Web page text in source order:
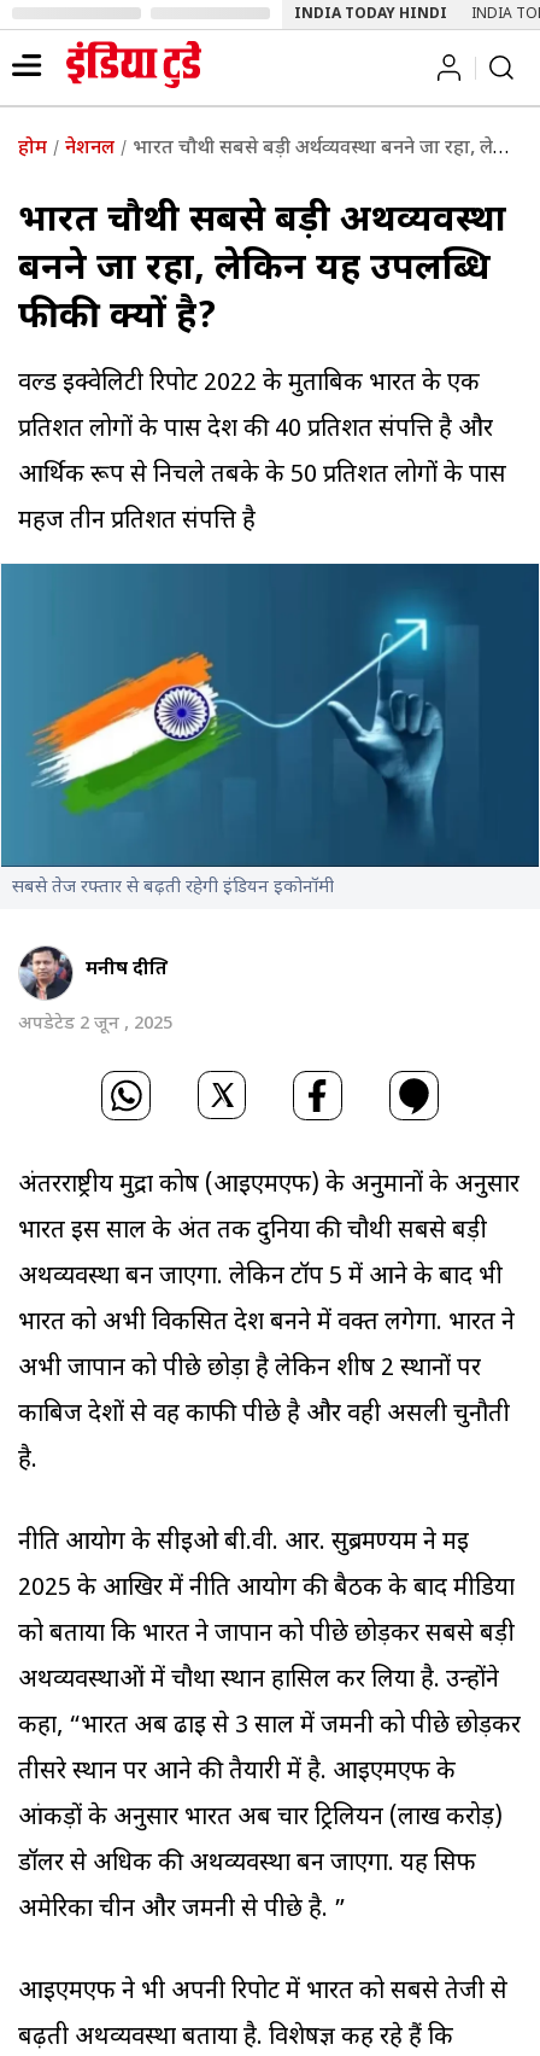
INDIA TODAY HINDI INDIA
होम नेशनल भारत चौथी सबसे बड़ी अर्थव्यवस्था बनने जा रहा, लेकिन यह उपलब्धि फीकी क्यों है?
भारत चौथी सबसे बड़ी अर्थव्यवस्था
बनने जा रहा, लेकिन यह उपलब्धि
फीकी क्यों है?
वर्ल्ड इक्वेलिटी रिपोर्ट 2022 के मुताबिक भारत के एक
प्रतिशत लोगों के पास देश की 40 प्रतिशत संपत्ति है और
आर्थिक रूप से निचले तबके के 50 प्रतिशत लोगों के पास
महज तीन प्रतिशत संपत्ति है
सबसे तेज रफ्तार से बढ़ती रहेगी इंडियन इकोनॉमी
मनीष दीक्षित
अपडेटेड 2 जून , 2025
अंतरराष्ट्रीय मुद्रा कोष (आईएमएफ) के अनुमानों के अनुसार
भारत इस साल के अंत तक दुनिया की चौथी सबसे बड़ी
अर्थव्यवस्था बन जाएगा. लेकिन टॉप 5 में आने के बाद भी
भारत को अभी विकसित देश बनने में वक्त लगेगा. भारत ने
अभी जापान को पीछे छोड़ा है लेकिन शीर्ष 2 स्थानों पर
काबिज देशों से वह काफी पीछे है और वही असली चुनौती
है.
नीति आयोग के सीईओ बी.वी. आर. सुब्रमण्यम ने मई
2025 के आखिर में नीति आयोग की बैठक के बाद मीडिया
को बताया कि भारत ने जापान को पीछे छोड़कर सबसे बड़ी
अर्थव्यवस्थाओं में चौथा स्थान हासिल कर लिया है. उन्होंने
कहा, “भारत अब ढाई से 3 साल में जर्मनी को पीछे छोड़कर
तीसरे स्थान पर आने की तैयारी में है. आइएमएफ के
आंकड़ों के अनुसार भारत अब चार ट्रिलियन (लाख करोड़)
डॉलर से अधिक की अर्थव्यवस्था बन जाएगा. यह सिर्फ
अमेरिका चीन और जर्मनी से पीछे है. ”
आईएमएफ ने भी अपनी रिपोर्ट में भारत को सबसे तेजी से
बढ़ती अर्थव्यवस्था बताया है. विशेषज्ञ कह रहे हैं कि